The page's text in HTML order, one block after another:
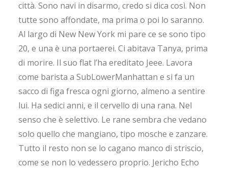
città. Sono navi in disarmo, credo si dica così. Non
tutte sono affondate, ma prima o poi lo saranno.
Al largo di New New York mi pare ce se sono tipo
20, e una è una portaerei. Ci abitava Tanya, prima
di morire. Il suo flat l’ha ereditato Jeee. Lavora
come barista a SubLowerManhattan e si fa un
sacco di figa fresca ogni giorno, almeno a sentire
lui. Ha sedici anni, e il cervello di una rana. Nel
senso che è selettivo. Le rane sembra che vedano
solo quello che mangiano, tipo mosche e zanzare.
Tutto il resto non se lo cagano manco di striscio,
come se non lo vedessero proprio. Jericho Echo